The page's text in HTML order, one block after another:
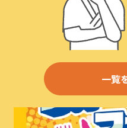
一覧